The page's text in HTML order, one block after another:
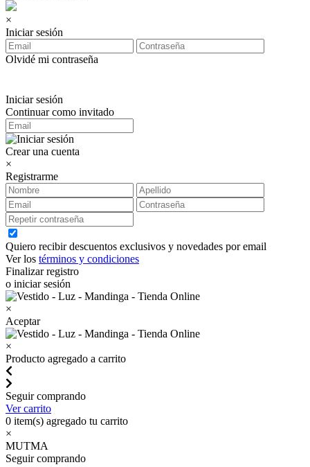
×
Iniciar sesión
Olvidé mi contraseña
Iniciar sesión
Continuar como invitado
Crear una cuenta
×
Registrarme
Quiero recibir descuentos exclusivos y novedades por email
Ver los términos y condiciones
Finalizar registro
o iniciar sesión
×
Aceptar
×
Producto agregado a carrito
Seguir comprando
Ver carrito
0 item(s) agregado tu carrito
×
MUTMA
Seguir comprando